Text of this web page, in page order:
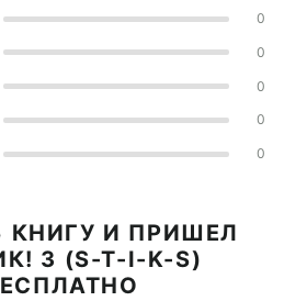
0
0
0
0
0
КНИГУ И ПРИШЕЛ
3 (S-T-I-K-S)